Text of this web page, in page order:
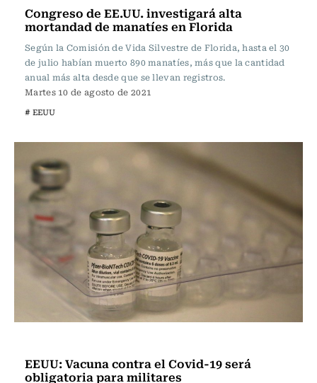
Congreso de EE.UU. investigará alta
mortandad de manatíes en Florida
Según la Comisión de Vida Silvestre de Florida, hasta el 30
de julio habían muerto 890 manatíes, más que la cantidad
anual más alta desde que se llevan registros.
Martes 10 de agosto de 2021
# EEUU
EEUU: Vacuna contra el Covid-19 será
obligatoria para militares